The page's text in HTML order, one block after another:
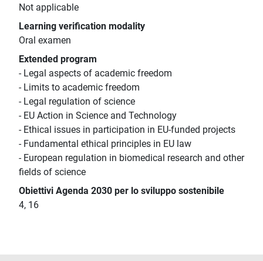
Not applicable
Learning verification modality
Oral examen
Extended program
- Legal aspects of academic freedom
- Limits to academic freedom
- Legal regulation of science
- EU Action in Science and Technology
- Ethical issues in participation in EU-funded projects
- Fundamental ethical principles in EU law
- European regulation in biomedical research and other
fields of science
Obiettivi Agenda 2030 per lo sviluppo sostenibile
4, 16